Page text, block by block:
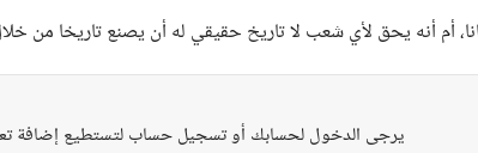
أم أنه يحق لأي شعب لا تاريخ حقيقي له أن يصنع تاريخا من
يرجى الدخول لحسابك أو تسجيل حساب لتستطيع إضافة